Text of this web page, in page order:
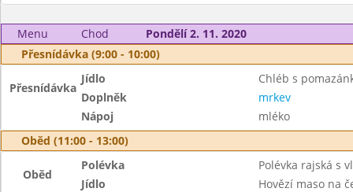
Menu Chod
Pondělí 2. 11. 2020
Přesnídávka (9:00 - 10:00)
Přesnídávka
Jídlo
Chléb s
Doplněk
mrkev
Nápoj
mléko
Oběd (11:00 - 13:00)
Oběd
Polévka
Polévka rajská s
Jídlo
Hovězí maso na